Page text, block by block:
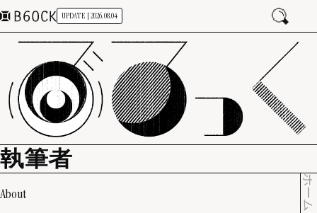
UPDATE | 2026.08.04
執筆者
ホーム
About